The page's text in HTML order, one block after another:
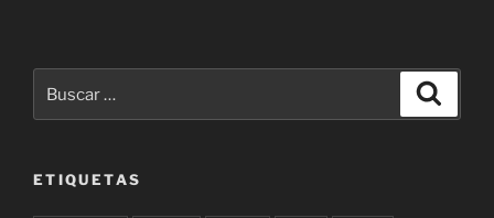
por:
ETIQUETAS